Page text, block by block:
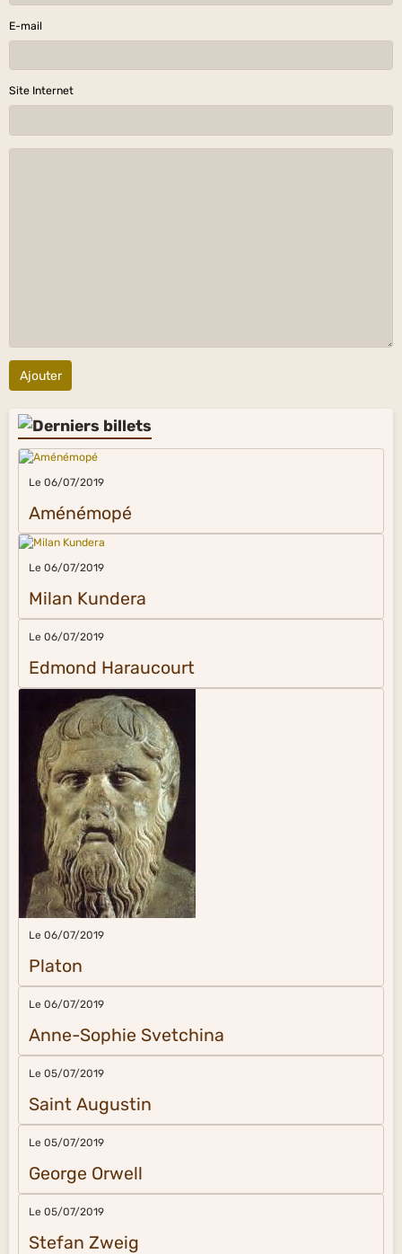
E-mail
Site Internet
Ajouter
Le 06/07/2019
Aménémopé
Le 06/07/2019
Milan Kundera
Le 06/07/2019
Edmond Haraucourt
Le 06/07/2019
Platon
Le 06/07/2019
Anne-Sophie Svetchina
Le 05/07/2019
Saint Augustin
Le 05/07/2019
George Orwell
Le 05/07/2019
Stefan Zweig